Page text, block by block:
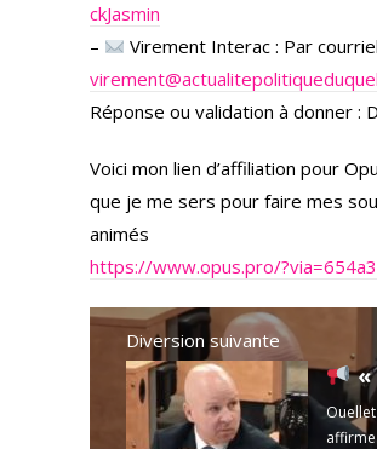
ckJasmin
–
Virement Interac : Par
Réponse ou validation à donner :
Voici mon lien d’affiliation pour
que je me sers pour faire mes
animés
https://www.opus.pro/
Diversion suivante
« On m’a dit que tout
Ouellet